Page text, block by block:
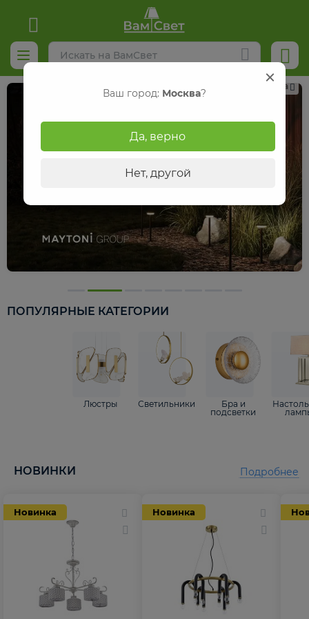
Реклама
ПОПУЛЯРНЫЕ КАТЕГОРИИ
Люстры Светильники
Бра и
подсветки
НОВИНКИ
Новинка Новинка
Подробнее
Ваш город: Москва?
Да, верно
Нет, другой